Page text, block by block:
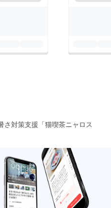
さ対策支援「猫喫茶ニャロス